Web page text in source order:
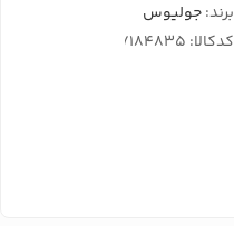
برند:جولیوس
کدکالا: